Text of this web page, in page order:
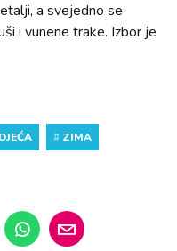
a svejedno se
i vunene trake. Izbor je
# ZIMA